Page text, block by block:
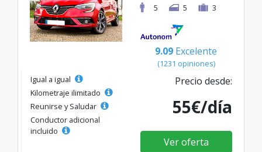
5
5 3
9.09 Excelente
(1231 opiniones)
Igual a igual
Kilometraje ilimitado
Reunirse y Saludar
Conductor adicional
incluido
Precio desde:
55€/día
Ver oferta